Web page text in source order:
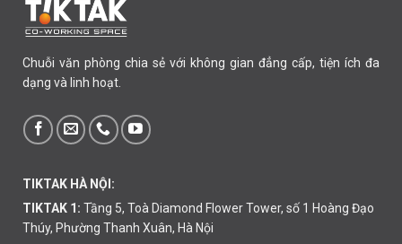
Chuỗi văn phòng chia sẻ với không gian đẳng cấp, tiện ích đa
dạng và linh hoạt.
TIKTAK HÀ NỘI:
TIKTAK 1: Tầng 5, Toà Diamond Flower Tower, số 1 Hoàng Đạo
Thúy, Phường Thanh Xuân, Hà Nội